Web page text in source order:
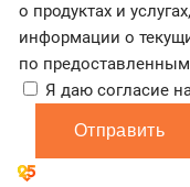
о продуктах и
информации о
по
Я даю согласие
Отправить